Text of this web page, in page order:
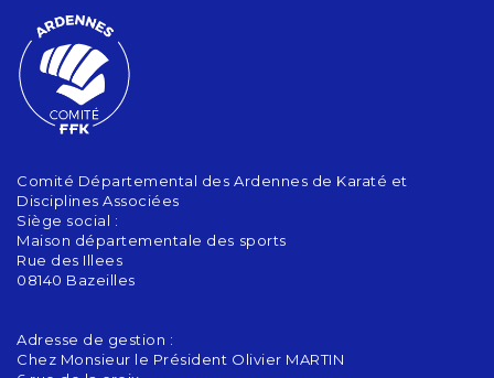
Comité Départemental des Ardennes de Karaté et
Disciplines Associées
Siège social :
Maison départementale des sports
Rue des Illees
08140 Bazeilles
Adresse de gestion :
Chez Monsieur le Président Olivier MARTIN